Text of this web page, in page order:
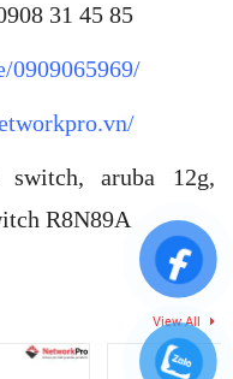
31 45 85
0909065969/
switch, aruba 12g,
R8N89A
,
Switch
Switch Aruba CX 6000
View All